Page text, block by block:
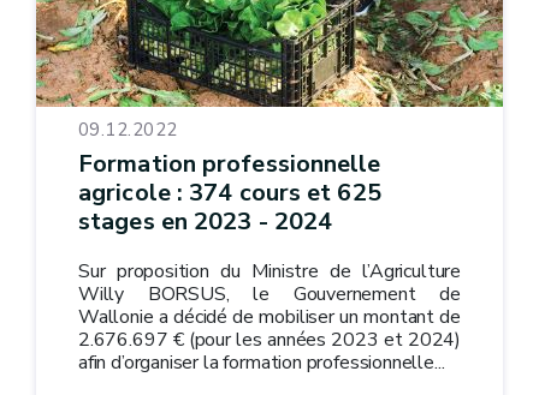
09.12.2022
Formation professionnelle
agricole : 374 cours et 625
stages en 2023 - 2024
Sur proposition du Ministre de l’Agriculture
Willy BORSUS, le Gouvernement de
Wallonie a décidé de mobiliser un montant de
2.676.697 € (pour les années 2023 et 2024)
afin d’organiser la formation professionnelle...